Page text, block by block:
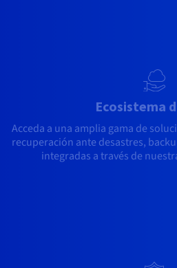
Ecosistema
Acceda a una amplia gama de
recuperación ante desastres,
integradas a través de